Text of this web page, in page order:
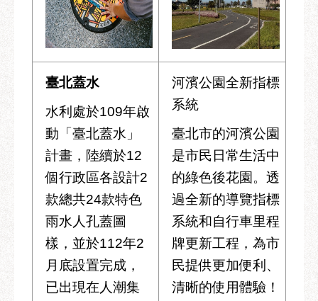
臺北蓋水
水利處於109年啟
動「臺北蓋水」
計畫，陸續於12
個行政區各設計2
款總共24款特色
雨水人孔蓋圖
樣，並於112年2
月底設置完成，
已出現在人潮集
河濱公園全新指標
系統
臺北市的河濱公園
是市民日常生活中
的綠色後花園。透
過全新的導覽指標
系統和自行車里程
牌更新工程，為市
民提供更加便利、
清晰的使用體驗！